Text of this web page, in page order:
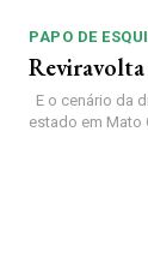
PAPO DE
Reviravolta
E o cenário da
estado em Mato